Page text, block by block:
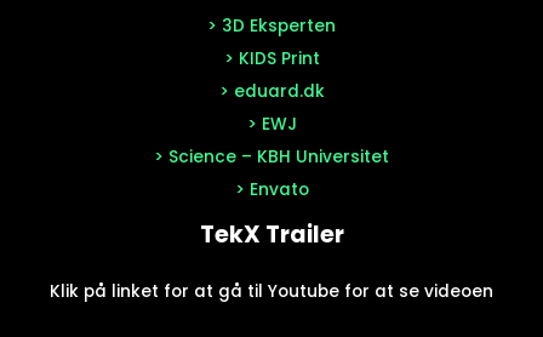
> 3D Eksperten
> KIDS Print
> eduard.dk
> EWJ
> Science – KBH Universitet
> Envato
TekX Trailer
Klik på linket for at gå til Youtube for at se videoen